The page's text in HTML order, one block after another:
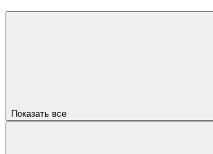
Показать все